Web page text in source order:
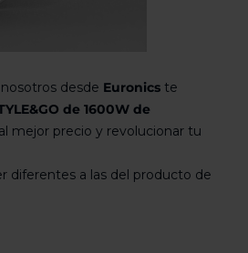
desde Euronics te
de 1600W de
mejor precio y revolucionar tu
diferentes a las del producto de